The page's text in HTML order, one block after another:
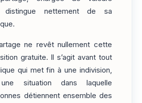
distingue nettement de sa
ne revêt nullement cette
gratuite. Il s’agit avant tout
qui met fin à une indivision,
une situation dans laquelle
détiennent ensemble des